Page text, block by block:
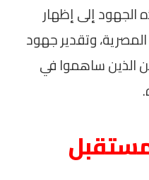
الجهود إلى إظهار
وتقدير جهود
الذين ساهموا في